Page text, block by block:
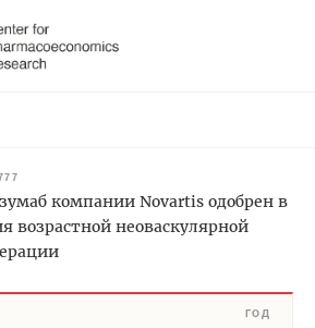
компании Novartis одобрен в
возрастной неоваскулярной
ГОД